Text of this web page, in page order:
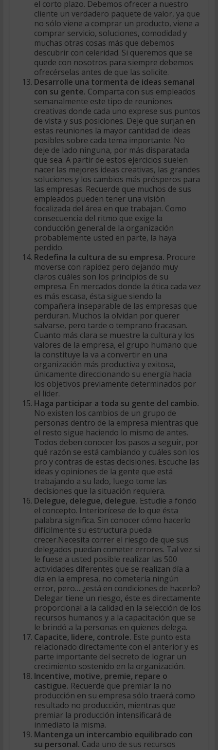
el corto plazo. Debemos ofrecer a nuestro
cliente un verdadero paquete de valor, ya que
no sólo viene a comprar un producto, viene a
comprar servicio, soluciones, comodidad y
muchas otras cosas más que debemos
descubrir con celeridad. Si queremos que se
quede con nosotros para siempre debemos
ofrecérselas antes de que las solicite.
Desarrolle una tormenta de ideas semanal
con su gente. Comparta con sus empleados
semanalmente este tipo de reuniones
creativas donde cada uno exprese sus puntos
de vista y sus posiciones. Deje que surjan en
estas reuniones la mayor cantidad de ideas
posibles sobre cada tema importante. No
deje de lado ninguna, por más disparatada
que sea. A partir de estos ejercicios suelen
nacer las mejores ideas creativas, las grandes
soluciones y los cambios más prósperos para
las empresas. Recuerde que muchos de sus
empleados pueden tener una visión
focalizada del área en que trabajan. Como
consecuencia del ritmo que exige la
conducción general de la organización
probablemente usted en parte, la haya
perdido.
Redefina la cultura de su empresa. Procure
moverse con rapidez pero dejando muy
claros cuáles son los principios de su
empresa. En mercados donde la ética cada vez
es más escasa, ésta sigue siendo la
compañera inseparable de las empresas que
perduran. Muchos la olvidan por querer
salvarse, pero tarde o temprano fracasan.
Cuanto más clara se muestre la cultura y los
valores de la empresa, el grupo humano que
la constituye la va a convertir en una
organización más productiva y exitosa,
únicamente direccionando su energía hacia
los objetivos previamente determinados por
el líder.
Haga participar a toda su gente del cambio.
No existen los cambios de un grupo de
personas dentro de la empresa mientras que
el resto sigue haciendo lo mismo de antes.
Todos deben conocer los pasos a seguir, por
qué razón se está cambiando y cuáles son los
pro y contras de estas decisiones. Escuche las
ideas y opiniones de la gente que está
trabajando a su lado, luego tome las
decisiones que la situación requiera.
Delegue, delegue, delegue. Estudie a fondo
el concepto. Interiorícese de lo que ésta
palabra significa. Sin conocer cómo hacerlo
difícilmente su estructura pueda
crecer.Necesita correr el riesgo de que sus
delegados puedan cometer errores. Tal vez si
le fuese a usted posible realizar las 500
actividades diferentes que se realizan día a
día en la empresa, no cometería ningún
error, pero… ¿está en condiciones de hacerlo?
Delegar tiene un riesgo, éste es directamente
proporcional a la calidad en la selección de los
recursos humanos y a la capacitación que se
le brindó a la personas en quienes delega.
Capacite, lidere, controle. Este punto esta
relacionado directamente con el anterior y es
parte importante del secreto de lograr un
crecimiento sostenido en la organización.
Incentive, motive, premie, repare o
castigue. Recuerde que premiar la no
producción en su empresa sólo traerá como
resultado no producción, mientras que
premiar la producción intensificará de
inmediato la misma.
Mantenga un intercambio equilibrado con
su personal. Cada uno de sus recursos